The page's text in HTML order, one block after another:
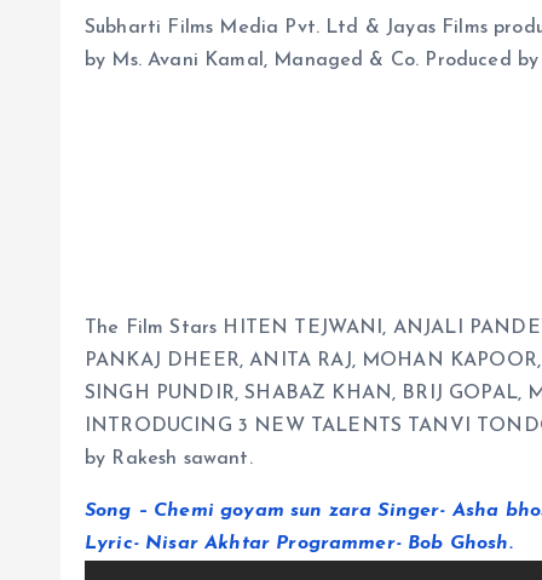
Subharti Films Media Pvt. Ltd & Jayas Films
by Ms. Avani Kamal, Managed & Co. Produced
The Film Stars HITEN TEJWANI, ANJALI
PANKAJ DHEER, ANITA RAJ, MOHAN
SINGH PUNDIR, SHABAZ KHAN, BRIJ GOPAL,
INTRODUCING 3 NEW TALENTS TANVI
by Rakesh sawant.
Song – Chemi goyam sun zara Singer- Asha
Lyric- Nisar Akhtar Programmer- Bob Ghosh.